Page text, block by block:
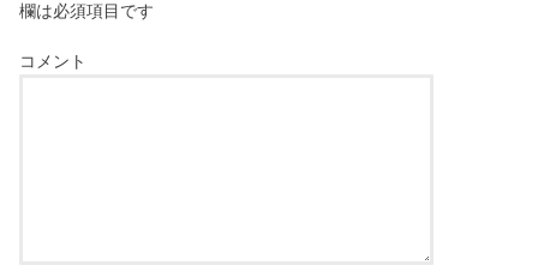
欄は必須項目です
コメント